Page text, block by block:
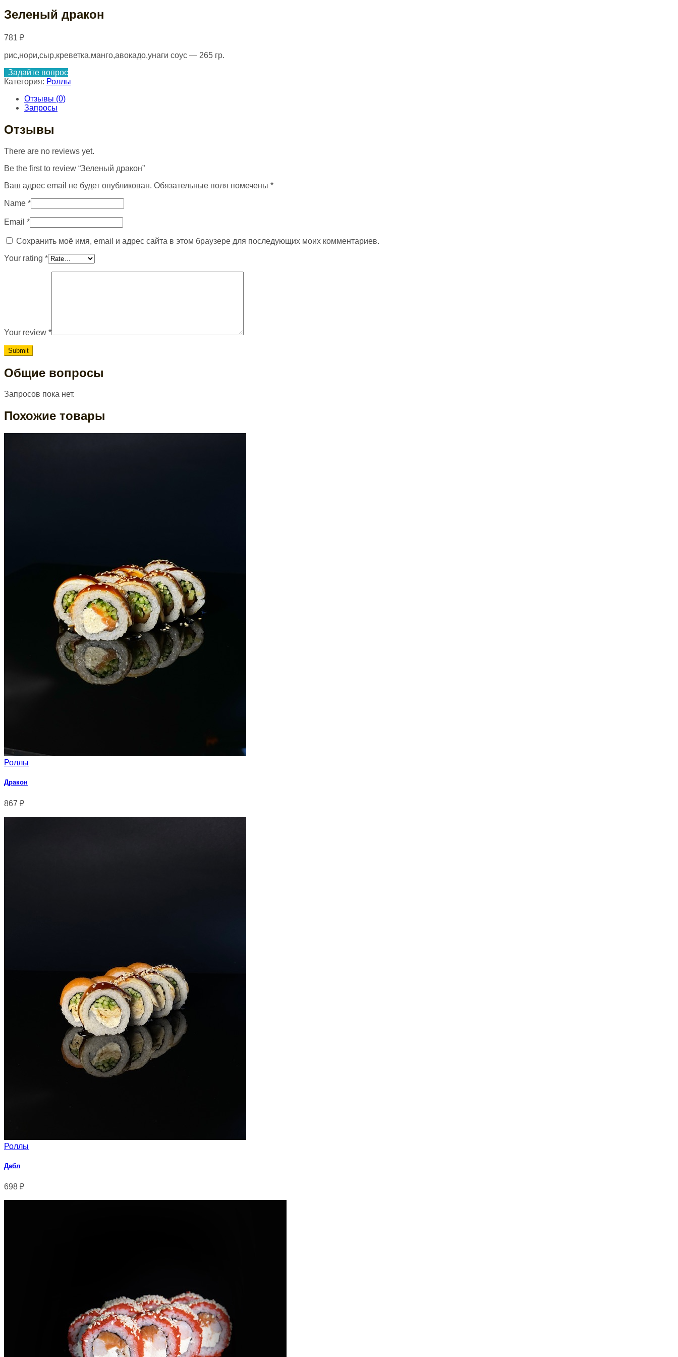
Зеленый дракон
781 ₽
рис,нори,сыр,креветка,манго,авокадо,унаги соус — 265 гр.
Задайте вопрос
Категория: Роллы
Отзывы (0)
Запросы
Отзывы
There are no reviews yet.
Be the first to review “Зеленый дракон”
Ваш адрес email не будет опубликован. Обязательные поля помечены *
Name *
Email *
Сохранить моё имя, email и адрес сайта в этом браузере для последующих моих комментариев.
Your rating *
Your review *
Общие вопросы
Запросов пока нет.
Похожие товары
Роллы
Дракон
867 ₽
Роллы
Дабл
698 ₽